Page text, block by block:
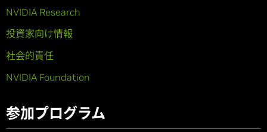
NVIDIA Research
投資家向け情報
社会的責任
NVIDIA Foundation
参加プログラム